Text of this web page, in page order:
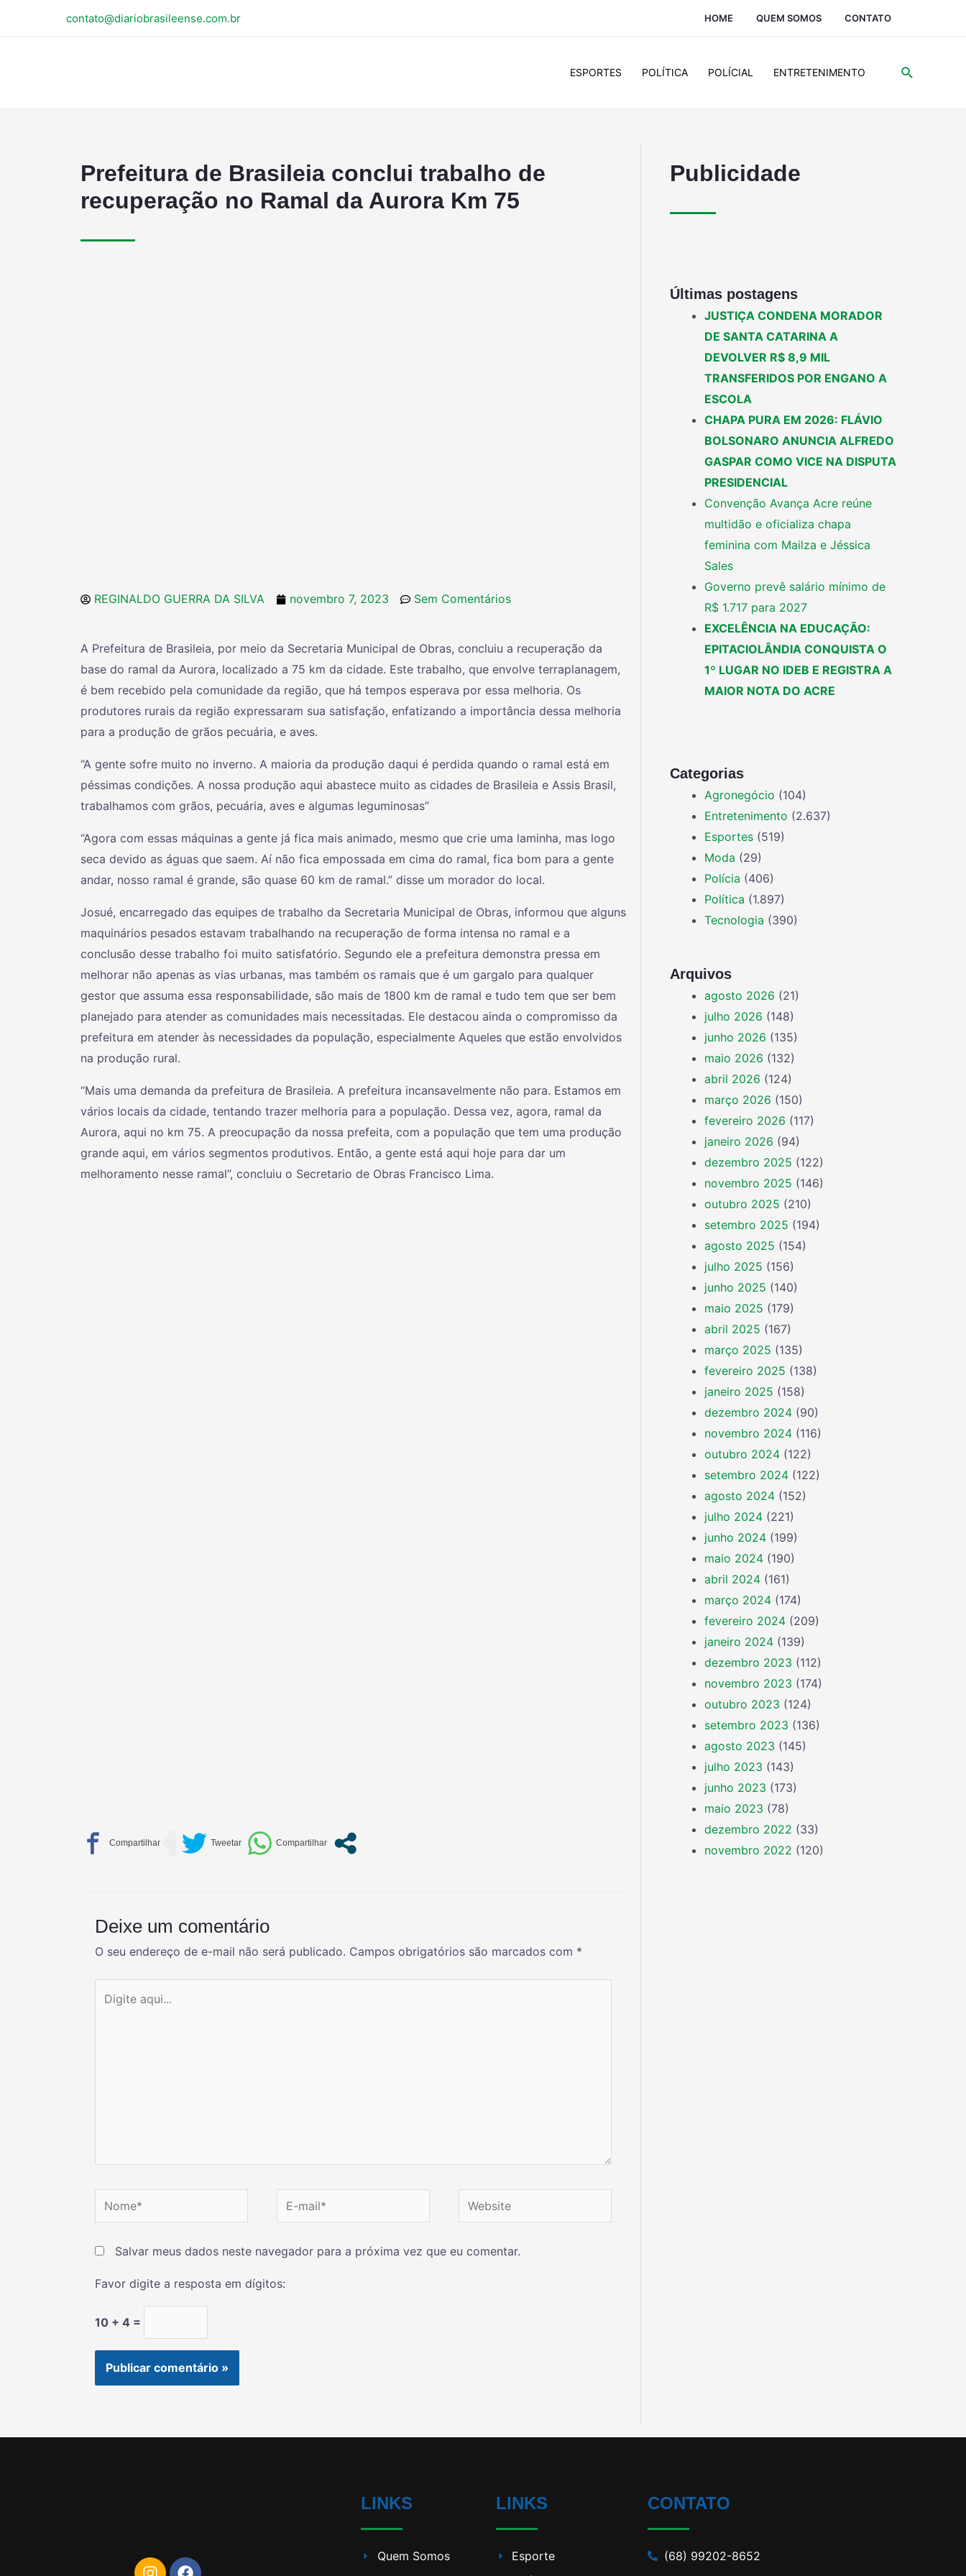
contato@diariobrasileense.com.br HOME QUEM SOMOS CONTATO
ESPORTES POLÍTICA POLÍCIAL ENTRETENIMENTO
Prefeitura de Brasileia conclui trabalho de
recuperação no Ramal da Aurora Km 75
REGINALDO GUERRA DA SILVA novembro 7, 2023 Sem Comentários
A Prefeitura de Brasileia, por meio da Secretaria Municipal de Obras, concluiu a recuperação da
base do ramal da Aurora, localizado a 75 km da cidade. Este trabalho, que envolve terraplanagem,
é bem recebido pela comunidade da região, que há tempos esperava por essa melhoria. Os
produtores rurais da região expressaram sua satisfação, enfatizando a importância dessa melhoria
para a produção de grãos pecuária, e aves.
“A gente sofre muito no inverno. A maioria da produção daqui é perdida quando o ramal está em
péssimas condições. A nossa produção aqui abastece muito as cidades de Brasileia e Assis Brasil,
trabalhamos com grãos, pecuária, aves e algumas leguminosas”
“Agora com essas máquinas a gente já fica mais animado, mesmo que crie uma laminha, mas logo
seca devido as águas que saem. Aí não fica empossada em cima do ramal, fica bom para a gente
andar, nosso ramal é grande, são quase 60 km de ramal.” disse um morador do local.
Josué, encarregado das equipes de trabalho da Secretaria Municipal de Obras, informou que alguns
maquinários pesados estavam trabalhando na recuperação de forma intensa no ramal e a
conclusão desse trabalho foi muito satisfatório. Segundo ele a prefeitura demonstra pressa em
melhorar não apenas as vias urbanas, mas também os ramais que é um gargalo para qualquer
gestor que assuma essa responsabilidade, são mais de 1800 km de ramal e tudo tem que ser bem
planejado para atender as comunidades mais necessitadas. Ele destacou ainda o compromisso da
prefeitura em atender às necessidades da população, especialmente Aqueles que estão envolvidos
na produção rural.
“Mais uma demanda da prefeitura de Brasileia. A prefeitura incansavelmente não para. Estamos em
vários locais da cidade, tentando trazer melhoria para a população. Dessa vez, agora, ramal da
Aurora, aqui no km 75. A preocupação da nossa prefeita, com a população que tem uma produção
grande aqui, em vários segmentos produtivos. Então, a gente está aqui hoje para dar um
melhoramento nesse ramal”, concluiu o Secretario de Obras Francisco Lima.
Deixe um comentário
O seu endereço de e-mail não será publicado. Campos obrigatórios são marcados com *
Salvar meus dados neste navegador para a próxima vez que eu comentar.
Favor digite a resposta em dígitos:
10 + 4 =
Publicidade
Últimas postagens
JUSTIÇA CONDENA MORADOR
DE SANTA CATARINA A
DEVOLVER R$ 8,9 MIL
TRANSFERIDOS POR ENGANO A
ESCOLA
CHAPA PURA EM 2026: FLÁVIO
BOLSONARO ANUNCIA ALFREDO
GASPAR COMO VICE NA DISPUTA
PRESIDENCIAL
Convenção Avança Acre reúne
multidão e oficializa chapa
feminina com Mailza e Jéssica
Sales
Governo prevê salário mínimo de
R$ 1.717 para 2027
EXCELÊNCIA NA EDUCAÇÃO:
EPITACIOLÂNDIA CONQUISTA O
1º LUGAR NO IDEB E REGISTRA A
MAIOR NOTA DO ACRE
Categorias
Agronegócio (104)
Entretenimento (2.637)
Esportes (519)
Moda (29)
Polícia (406)
Política (1.897)
Tecnologia (390)
Arquivos
agosto 2026 (21)
julho 2026 (148)
junho 2026 (135)
maio 2026 (132)
abril 2026 (124)
março 2026 (150)
fevereiro 2026 (117)
janeiro 2026 (94)
dezembro 2025 (122)
novembro 2025 (146)
outubro 2025 (210)
setembro 2025 (194)
agosto 2025 (154)
julho 2025 (156)
junho 2025 (140)
maio 2025 (179)
abril 2025 (167)
março 2025 (135)
fevereiro 2025 (138)
janeiro 2025 (158)
dezembro 2024 (90)
novembro 2024 (116)
outubro 2024 (122)
setembro 2024 (122)
agosto 2024 (152)
julho 2024 (221)
junho 2024 (199)
maio 2024 (190)
abril 2024 (161)
março 2024 (174)
fevereiro 2024 (209)
janeiro 2024 (139)
dezembro 2023 (112)
novembro 2023 (174)
outubro 2023 (124)
setembro 2023 (136)
agosto 2023 (145)
julho 2023 (143)
junho 2023 (173)
maio 2023 (78)
dezembro 2022 (33)
novembro 2022 (120)
LINKS
Quem Somos
LINKS
Esporte
CONTATO
(68) 99202-8652